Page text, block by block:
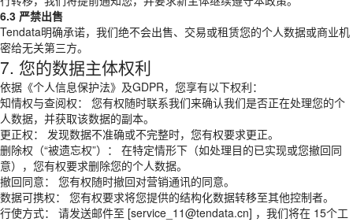
6.3 严禁出售
Tendata明确承诺，我们绝不会出售、交易或租赁您的个人数据或商业机
密给无关第三方。
7. 您的数据主体权利
依据《个人信息保护法》及GDPR，您享有以下权利：
知情权与查阅权： 您有权随时联系我们来确认我们是否正在处理您的个
人数据，并获取该数据的副本。
更正权： 发现数据不准确或不完整时，您有权要求更正。
删除权（“被遗忘权”）： 在特定情形下（如处理目的已实现或您撤回同
意），您有权要求删除您的个人数据。
撤回同意： 您有权随时撤回对营销通讯的同意。
数据可携权： 您有权要求将您提供的结构化数据转移至其他控制者。
行使方式： 请发送邮件至 [service_11@tendata.cn] ，我们将在 15个工